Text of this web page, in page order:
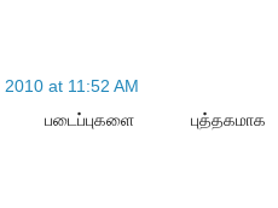
at 11:52 AM
படைப்புகளை புத்தகமாக